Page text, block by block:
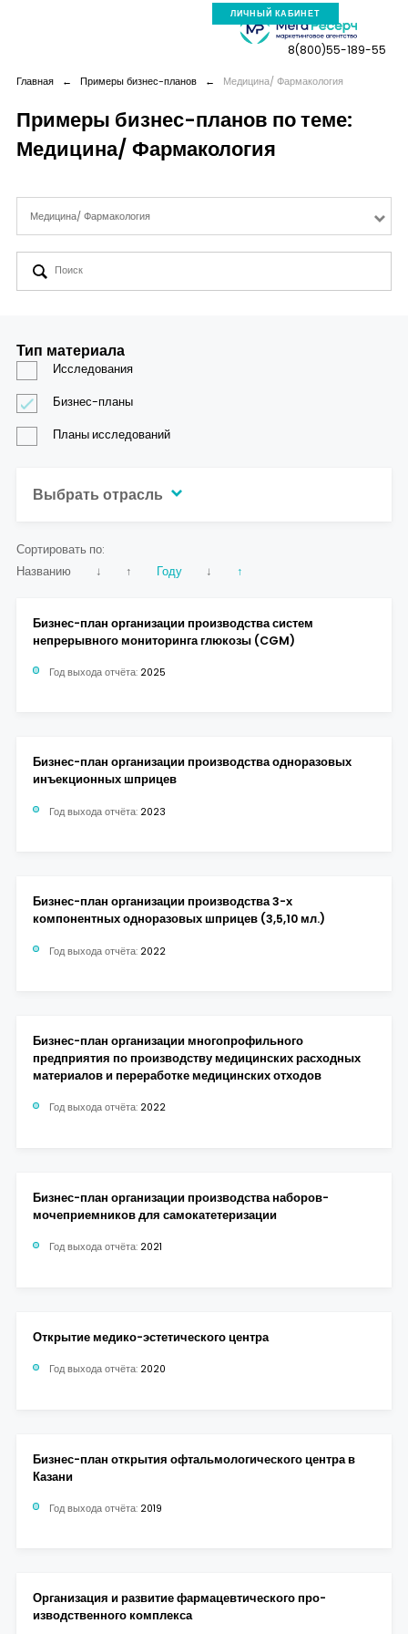
ЛИЧНЫЙ КАБИНЕТ
Компания
Услуги
Новая реальность
Аналитика
Контакты
8(800)55-189-55
Главная ← Примеры бизнес-планов ← Медицина/ Фармакология
Примеры бизнес-планов по теме:
Медицина/ Фармакология
Медицина/ Фармакология
Сортировать по:
Названию
↓ ↑ Году ↓ ↑
Бизнес-план организации производства систем
непрерывного мониторинга глюкозы (CGM)
Год выхода отчёта: 2025
Бизнес-план организации производства одноразовых
инъекционных шприцев
Год выхода отчёта: 2023
Бизнес-план организации производства 3-х
компонентных одноразовых шприцев (3,5,10 мл.)
Год выхода отчёта: 2022
Бизнес-план организации многопрофильного
предприятия по производству медицинских расходных
материалов и переработке медицинских отходов
Год выхода отчёта: 2022
Бизнес-план организации производства наборов-
мочеприемников для самокатетеризации
Год выхода отчёта: 2021
Открытие медико-эстетического центра
Год выхода отчёта: 2020
Бизнес-план открытия офтальмологического центра в
Казани
Год выхода отчёта: 2019
Организация и развитие фармацевтического про-
изводственного комплекса
Тип материала
Исследования
Бизнес-планы
Планы исследований
Выбрать отрасль